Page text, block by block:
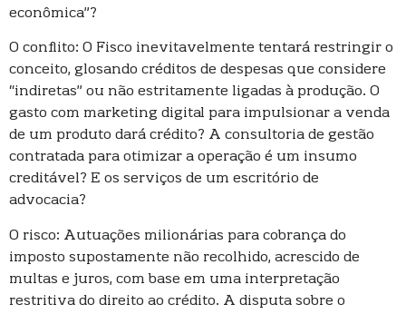
econômica”?
O conflito: O Fisco inevitavelmente tentará restringir o
conceito, glosando créditos de despesas que considere
“indiretas” ou não estritamente ligadas à produção. O
gasto com marketing digital para impulsionar a venda
de um produto dará crédito? A consultoria de gestão
contratada para otimizar a operação é um insumo
creditável? E os serviços de um escritório de
advocacia?
O risco: Autuações milionárias para cobrança do
imposto supostamente não recolhido, acrescido de
multas e juros, com base em uma interpretação
restritiva do direito ao crédito. A disputa sobre o